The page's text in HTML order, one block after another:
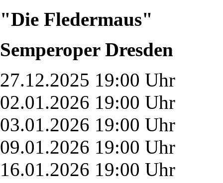
"Die Fledermaus"
Semperoper Dresden
27.12.2025 19:00 Uhr
02.01.2026 19:00 Uhr
03.01.2026 19:00 Uhr
09.01.2026 19:00 Uhr
16.01.2026 19:00 Uhr